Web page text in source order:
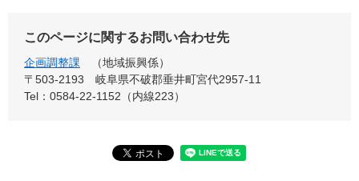
このページに関するお問い合わせ先
企画調整課
地域振興係
〒503-2193
岐阜県不破郡垂井町宮代2957-11
Tel：0584-22-1152（内線223）